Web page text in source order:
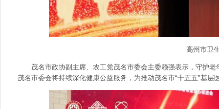
高州市卫
茂名市政协副主席、农工党茂名市委会主委赖强表示，守护
茂名市委会将持续深化健康公益服务，为推动茂名市“十五五”基